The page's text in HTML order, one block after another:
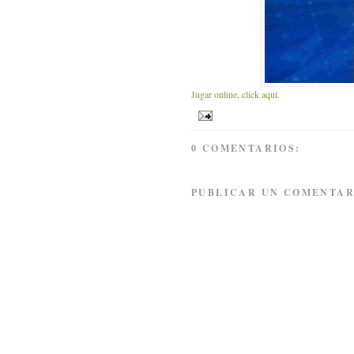
Jugar online, click aquí.
0 COMENTARIOS:
PUBLICAR UN